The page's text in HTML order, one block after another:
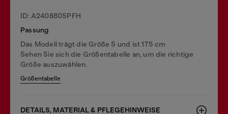
ID: A240880SPFH
Passung
Das Modell trägt die Größe S und ist 175 cm
Sehen Sie sich die Größentabelle an, um die richtige
Größe auszuwählen.
Größentabelle
DETAILS, MATERIAL & PFLEGEHINWEISE